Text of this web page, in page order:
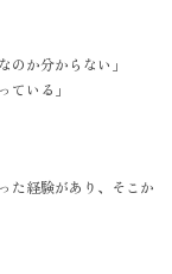
のか分からない」
ている」
た経験があり、そこか